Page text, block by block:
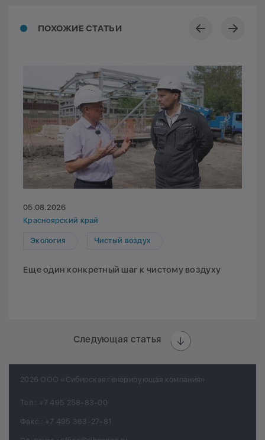
ПОХОЖИЕ СТАТЬИ
05.08.2026
Красноярский край
Экология Чистый воздух
Еще один конкретный шаг к чистому воздуху
Следующая статья
2026 ООО «Сибирская генерирующая компания»
Тел.: +7 495 258-83-00
Факс.: +7 495 363-27-81